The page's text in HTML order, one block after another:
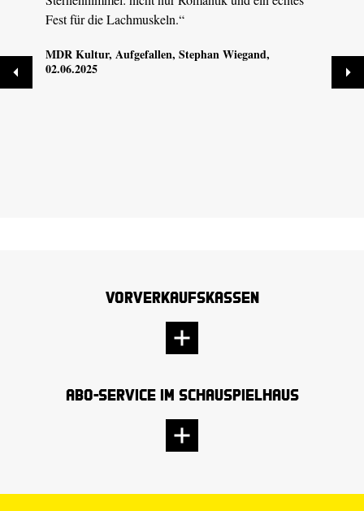
Fest für die Lachmuskeln.“
MDR Kultur, Aufgefallen, Stephan Wiegand,
02.06.2025
Vorverkaufskassen
Abo-Service im Schauspielhaus